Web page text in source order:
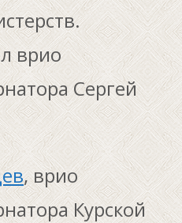
врио
Сергей
, врио
Курской